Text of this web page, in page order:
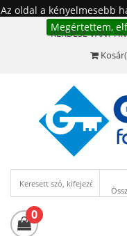
Az oldal a kényelmesebb
Megértettem,
KÉRDÉSE VAN?
Kosár
0